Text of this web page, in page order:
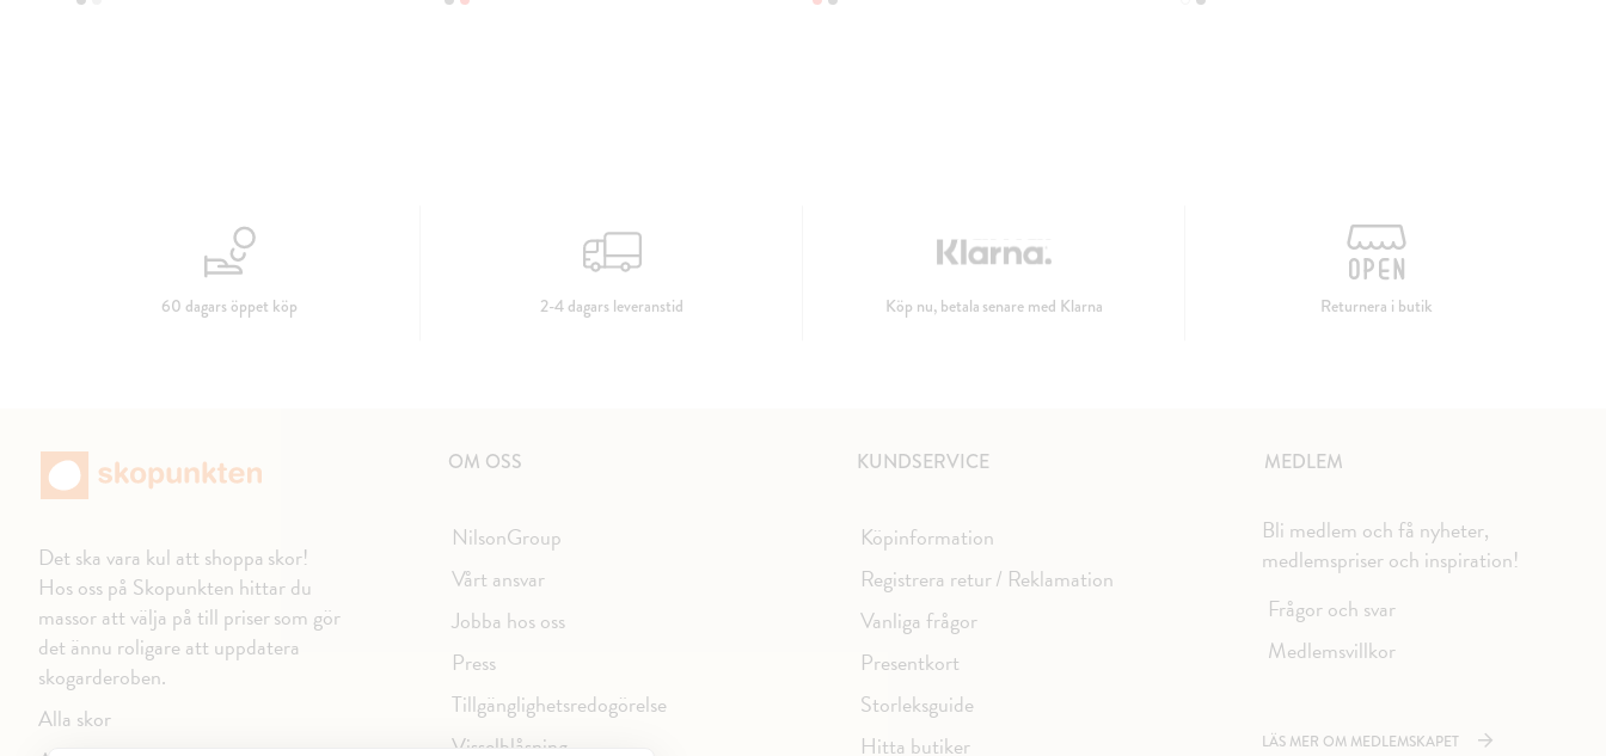
60 dagars öppet köp 2-4 dagars leveranstid Köp nu, betala senare med Klarna Returnera i butik
Det ska vara kul att shoppa skor!
Hos oss på Skopunkten hittar du
massor att välja på till priser som gör
det ännu roligare att uppdatera
skogarderoben.
Alla skor
OM OSS
NilsonGroup
Vårt ansvar
Jobba hos oss
Press
Tillgänglighetsredogörelse
Visselblåsning
KUNDSERVICE
Köpinformation
Registrera retur / Reklamation
Vanliga frågor
Presentkort
Storleksguide
Hitta butiker
MEDLEM
Bli medlem och få nyheter,
medlemspriser och inspiration!
Frågor och svar
Medlemsvillkor
LÄS MER OM MEDLEMSKAPET